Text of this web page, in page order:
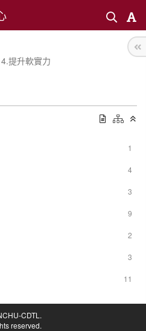
4.提升軟實力
1
4
3
9
2
3
11
CDTL.
reserved.